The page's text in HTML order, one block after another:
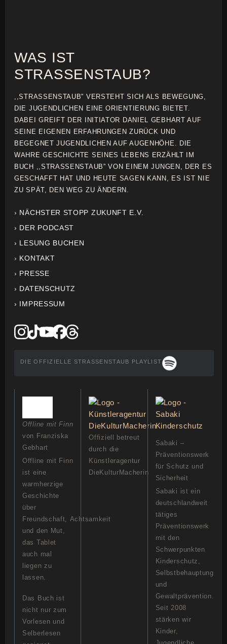
WAS IST
STRASSENSTAUB?
,,STRASSENSTAUB” VERSTEHT SICH ALS BEWEGUNG,
DIE JUGENDLICHEN EINE ORIENTIERUNG BIETET.
DABEI GREIFT DER INITIATOR DANIEL GEBHART AUF
SEINE EIGENEN ERFAHRUNGEN ZURÜCK UND
BEGEGNET JUGENDLICHEN AUF AUGENHÖHE. DIE
WAHRE GESCHICHTE SEINES LEBENS ERZÄHLT IM
BUCH ,,STRASSENSTAUB” VON EINEM JUNGEN, DER ES
GESCHAFFT HAT UND HEUTE SAGEN KANN, ES IST NIE
ZU SPÄT, DEN WEG ZU ÄNDERN.
› NÄCHSTER STOPP ZUKUNFT E.V.
› DER PODCAST
› LESUNG BUCHEN
› KONTAKT
› PRESSE
› DATENSCHUTZ
› IMPRESSUM
DIE OFFIZIELLE STRASSENSTAUB PLAYLIST
Offline mit Finn
von Franziska
Gebhart
Offline mit Finn
ist eine
warmherzige
Geschichte
über
Freundschaft, Achtsamkeit
und den Mut,
das Tablet
auch mal
liegen zu
lassen.
Das Buch ist
nicht nur zum
Vorlesen und
Selberlesen
Offiziell betreut
durch die
Künstleragentur
DieKulturMacherin
Sabaki –
Präventionswerk
für Schutz und
Sicherheit
Sabaki ist ein
deutschlandweit
tätiges
Präventionswerk
mit den
Schwerpunkten
Kinderschutz,
Selbstbehauptung
und
Gewaltprävention.
Seit 2008
stärken wir
Kinder,